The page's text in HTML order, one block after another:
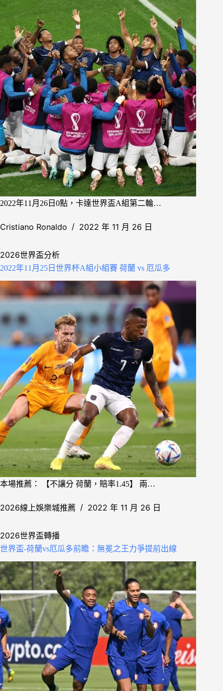
2022年11月26日0點，卡達世界盃A組第二輪…
Cristiano Ronaldo 2022 年 11 月 26 日
2026世界盃分析
2022年11月25日世界杯A組小組賽 荷蘭 vs 厄瓜多
本場推薦： 【不讓分 荷蘭，賠率1.45】 兩…
2026線上娛樂城推薦 2022 年 11 月 26 日
2026世界盃轉播
世界盃-荷蘭vs厄瓜多前瞻：無冕之王力爭提前出線